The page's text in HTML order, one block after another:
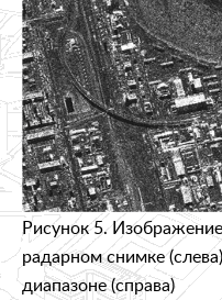
Рисунок 5.
радарном снимке
диапазоне (справа)